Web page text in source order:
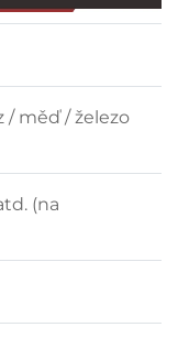
/ měď / železo
(na